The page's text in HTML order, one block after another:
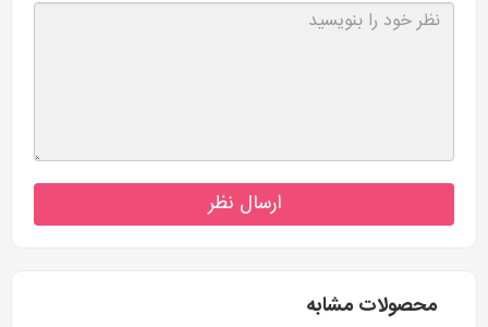
ارسال نظر
محصولات مشابه